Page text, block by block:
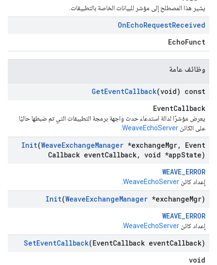
يشير هذا المصطلح إلى مؤشر للبيانات الخاصة بالتطبيقات.
OnEchoRequestReceived
EchoFunct
وظائف عامة
GetEventCallback(void) const
EventCallback
يعرض مؤشرًا لدالة استدعاء حدث واجهة برمجة التطبيقات التي تم ضبطها حاليًا
على الكائن WeaveEchoServer
Init(WeaveExchangeManager *exchangeMgr,
Event
Callback eventCallback, void *appState)
WEAVE_ERROR
إعداد كائن WeaveEchoServer
Init(WeaveExchangeManager *exchangeMgr)
WEAVE_ERROR
إعداد كائن WeaveEchoServer
SetEventCallback(EventCallback eventCallback)
void